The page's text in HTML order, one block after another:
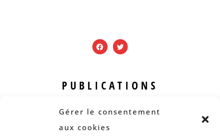
Gérer le consentement
aux cookies
PUBLICATIONS
Revue B.I.S.
Rapports et analyses